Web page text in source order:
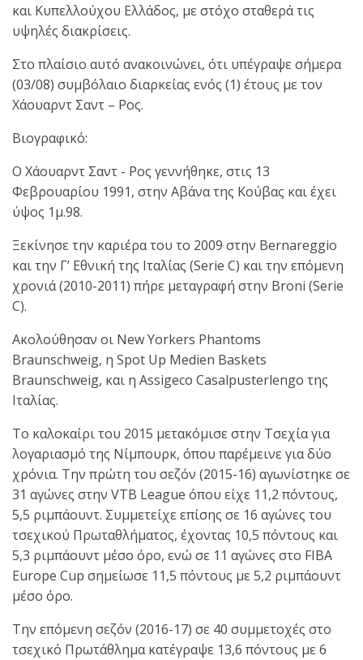
και Κυπελλούχου Ελλάδος, με στόχο σταθερά τις
υψηλές διακρίσεις.
Στο πλαίσιο αυτό ανακοινώνει, ότι υπέγραψε σήμερα
(03/08) συμβόλαιο διαρκείας ενός (1) έτους με τον
Xάουαρντ Σαντ – Ρος.
Βιογραφικό:
O Xάουαρντ Σαντ - Ρος γεννήθηκε, στις 13
Φεβρουαρίου 1991, στην Αβάνα της Κούβας και έχει
ύψος 1μ.98.
Ξεκίνησε την καριέρα του το 2009 στην Bernareggio
και την Γ’ Εθνική της Ιταλίας (Serie C) και την επόμενη
χρονιά (2010-2011) πήρε μεταγραφή στην Broni (Serie
C).
Ακολούθησαν οι New Yorkers Phantoms
Braunschweig, η Spot Up Medien Baskets
Braunschweig, και η Assigeco Casalpusterlengo της
Ιταλίας.
Το καλοκαίρι του 2015 μετακόμισε στην Τσεχία για
λογαριασμό της Νίμπουρκ, όπου παρέμεινε για δύο
χρόνια. Την πρώτη του σεζόν (2015-16) αγωνίστηκε σε
31 αγώνες στην VTB League όπου είχε 11,2 πόντους,
5,5 ριμπάουντ. Συμμετείχε επίσης σε 16 αγώνες του
τσεχικού Πρωταθλήματος, έχοντας 10,5 πόντους και
5,3 ριμπάουντ μέσο όρο, ενώ σε 11 αγώνες στο FIBA
Europe Cup σημείωσε 11,5 πόντους με 5,2 ριμπάουντ
μέσο όρο.
Την επόμενη σεζόν (2016-17) σε 40 συμμετοχές στο
τσεχικό Πρωτάθλημα κατέγραψε 13,6 πόντους με 6